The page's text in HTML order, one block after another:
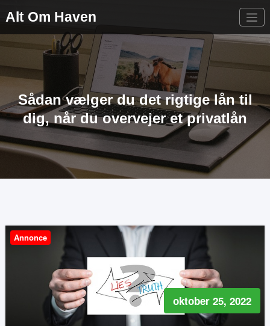
Alt Om Haven
Sådan vælger du det rigtige lån til
dig, når du overvejer et privatlån
Annonce
oktober 25, 2022